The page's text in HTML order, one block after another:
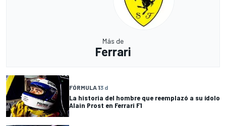
Más de
Ferrari
FÓRMULA 13 d
La historia del hombre que reemplazó a su ídolo
Alain Prost en Ferrari F1